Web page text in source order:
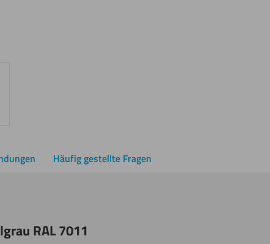
Häufig gestellte Fragen
RAL 7011